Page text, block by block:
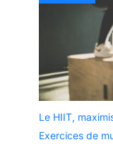
Le HIIT,
Exercices de